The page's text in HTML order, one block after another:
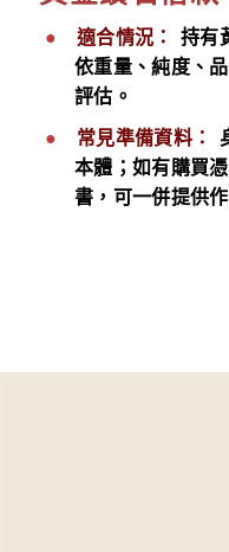
適合情況：
持有
依重量、純度、
評估。
常見準備資料：
本體；如有購買
書，可一併提供